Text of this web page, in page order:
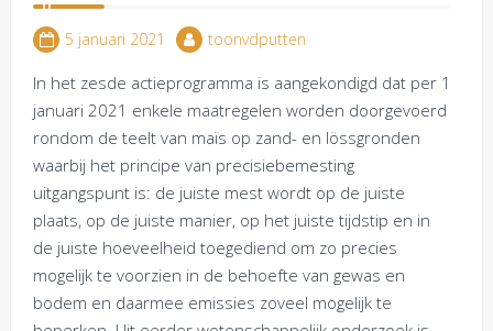
5 januari 2021 toonvdputten
In het zesde actieprogramma is aangekondigd dat per 1
januari 2021 enkele maatregelen worden doorgevoerd
rondom de teelt van maïs op zand- en lössgronden
waarbij het principe van precisiebemesting
uitgangspunt is: de juiste mest wordt op de juiste
plaats, op de juiste manier, op het juiste tijdstip en in
de juiste hoeveelheid toegediend om zo precies
mogelijk te voorzien in de behoefte van gewas en
bodem en daarmee emissies zoveel mogelijk te